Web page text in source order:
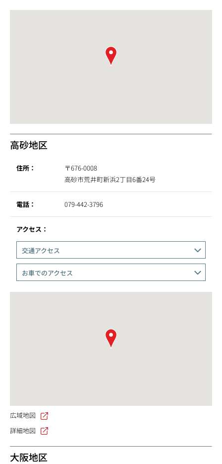
高砂地区
住所：
〒676-0008
高砂市荒井町新浜2丁目6番24号
電話： 079-442-3796
アクセス：
交通アクセス
お車でのアクセス
広域地図
詳細地図
大阪地区